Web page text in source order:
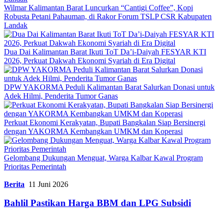
Wilmar Kalimantan Barat Luncurkan “Cantigi Coffee”, Kopi
Robusta Petani Pahauman, di Rakor Forum TSLP CSR Kabupaten
Landak
Dua Dai Kalimantan Barat Ikuti ToT Da’i-Daiyah FESYAR KTI
2026, Perkuat Dakwah Ekonomi Syariah di Era Digital
DPW YAKORMA Peduli Kalimantan Barat Salurkan Donasi untuk
Adek Hilmi, Penderita Tumor Ganas
Perkuat Ekonomi Kerakyatan, Bupati Bangkalan Siap Bersinergi
dengan YAKORMA Kembangkan UMKM dan Koperasi
Gelombang Dukungan Menguat, Warga Kalbar Kawal Program
Prioritas Pemerintah
Berita 11 Juni 2026
Bahlil Pastikan Harga BBM dan LPG Subsidi